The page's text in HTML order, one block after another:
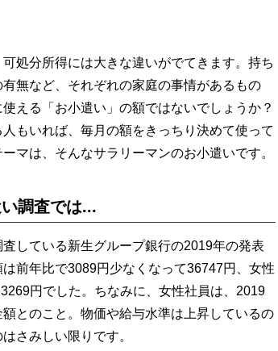
処分所得には大きな違いがでてきます。持ち
無など、それぞれの家庭の事情があるもの
える「お小遣い」の額ではないでしょうか？
もいれば、毎月の額をきっちり決めて使って
マは、そんなサラリーマンのお小遣いです。
調査では...
している新生グループ銀行の2019年の発表
前年比で3089円少なくなって36747円、女性
円でした。ちなみに、女性社員は、2019
とのこと。物価や給与水準は上昇しているの
さみしい限りです。